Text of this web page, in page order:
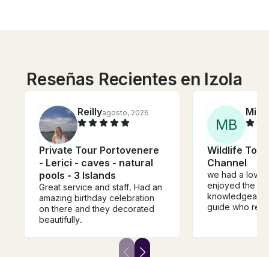
Reseñas Recientes en Izola
Reillyagosto, 2026
Private Tour Portovenere
- Lerici - caves - natural
pools - 3 Islands
Great service and staff. Had an
amazing birthday celebration
on there and they decorated
beautifully.
MB
Mike
Wildlife Tour
Channel
we had a
enjoyed the
guide who
on general.